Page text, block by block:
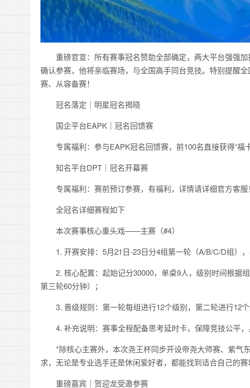
重磅官宣：所有赛事冠名赞助全部确定，两大平台强
确认参赛，他将亲临赛场，与全国高手同台竞技。特别提醒
赛、从容备赛！
冠名落定｜明星冠名揭晓
国企平台EAPK｜冠名回馈赛
专属福利：参与EAPK冠名回馈赛，前100名直接获得“福
知名平台DPT｜冠名开幕赛
专属福利：赛前预订参赛，有福利，详情请详细官方客服！
全冠名详细赛程如下
本次赛事核心重头戏——主赛（#4）
1. 开赛安排：5月21日-23日分4组第一轮（A/B/C/D组）
2. 核心配置：起始记分30000，单桌9人，级别时间根据
第三轮60分钟）；
3. 晋级规则：第一轮每组进行12个级别，第二轮进行12
4. 补充说明：赛事全程配备思考延时卡，保障竞技公平
*除核心主赛外，本次尧王杯同步开设帝尧大师赛、紫气
求，无论是专业选手还是休闲爱好者，都能找到适合自己的赛
重磅嘉宾｜贺迎龙受邀参赛